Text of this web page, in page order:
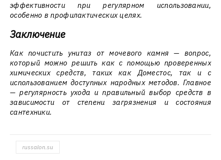
эффективности при регулярном использовании,
особенно в профилактических целях.
Заключение
Как почистить унитаз от мочевого камня — вопрос,
который можно решить как с помощью проверенных
химических средств, таких как Доместос, так и с
использованием доступных народных методов. Главное
— регулярность ухода и правильный выбор средств в
зависимости от степени загрязнения и состояния
сантехники.
russalon.su